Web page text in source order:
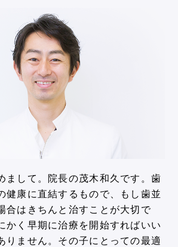
まして。院長の茂木和久です。歯
健康に直結するもので、もし歯並
合はきちんと治すことが大切で
かく早期に治療を開始すればいい
りません。その子にとっての最適